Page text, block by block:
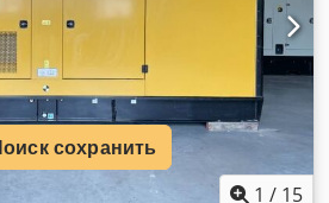
1 / 15
сохранить